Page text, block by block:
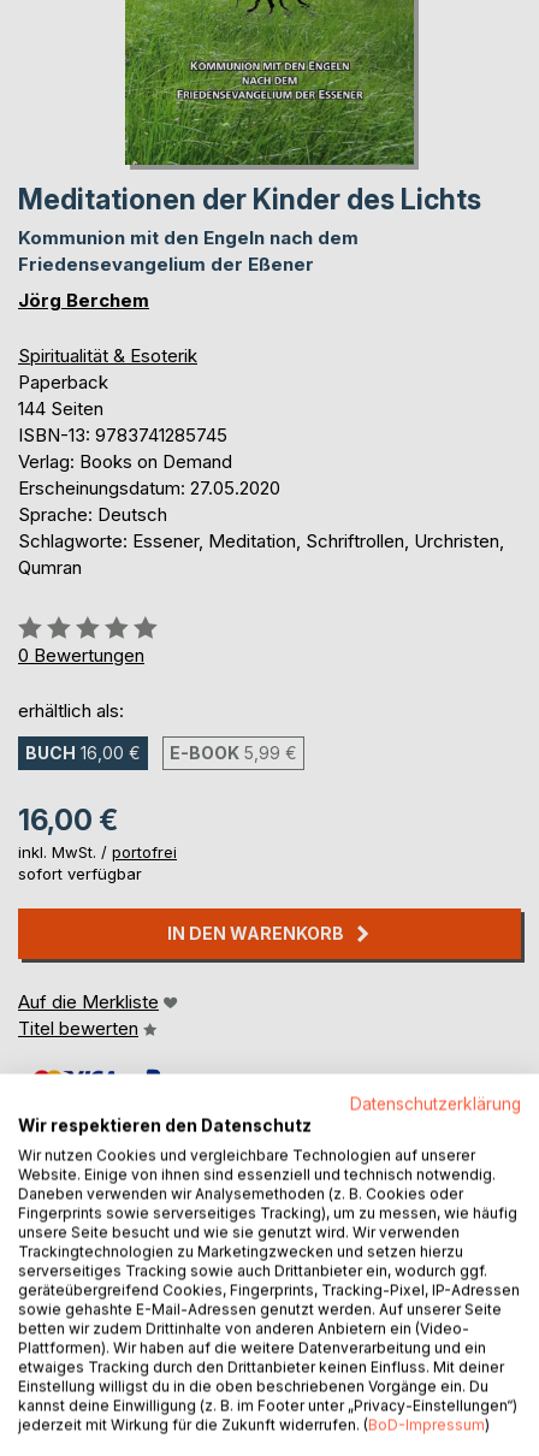
Meditationen der Kinder des Lichts
Kommunion mit den Engeln nach dem
Friedensevangelium der Eßener
Jörg Berchem
Spiritualität & Esoterik
Paperback
144 Seiten
ISBN-13: 9783741285745
Verlag: Books on Demand
Erscheinungsdatum: 27.05.2020
Sprache: Deutsch
Schlagworte: Essener, Meditation, Schriftrollen, Urchristen,
Qumran
Bewertung::
0%
0 Bewertungen
erhältlich als:
BUCH 16,00 € E-BOOK 5,99 €
16,00 €
inkl. MwSt. / portofrei
sofort verfügbar
IN DEN WARENKORB
Auf die Merkliste
Titel bewerten
BESCHREIBUNG
In diesem Buch werden sieben Morgen- und sieben
Abendmeditationen vorgestellt, die in ihrem Inhalt auf die
Schriften der Essener zurückgehen, wie sie im
Friedensevangelium der Essener zu finden sind. Der Autor
gibt außerdem einen Einblick in das Weltbild der Essener,
ihre Lehre und spirituellen Praktiken.
Zum Buch ist auch eine Audio-CD erschienen, auf der die
Datenschutzerklärung
Wir respektieren den Datenschutz
Wir nutzen Cookies und vergleichbare Technologien auf unserer
Website. Einige von ihnen sind essenziell und technisch notwendig.
Daneben verwenden wir Analysemethoden (z. B. Cookies oder
Fingerprints sowie serverseitiges Tracking), um zu messen, wie häufig
unsere Seite besucht und wie sie genutzt wird. Wir verwenden
Trackingtechnologien zu Marketingzwecken und setzen hierzu
serverseitiges Tracking sowie auch Drittanbieter ein, wodurch ggf.
geräteübergreifend Cookies, Fingerprints, Tracking-Pixel, IP-Adressen
sowie gehashte E-Mail-Adressen genutzt werden. Auf unserer Seite
betten wir zudem Drittinhalte von anderen Anbietern ein (Video-
Plattformen). Wir haben auf die weitere Datenverarbeitung und ein
etwaiges Tracking durch den Drittanbieter keinen Einfluss. Mit deiner
Einstellung willigst du in die oben beschriebenen Vorgänge ein. Du
kannst deine Einwilligung (z. B. im Footer unter „Privacy-Einstellungen“)
jederzeit mit Wirkung für die Zukunft widerrufen. (BoD-Impressum)